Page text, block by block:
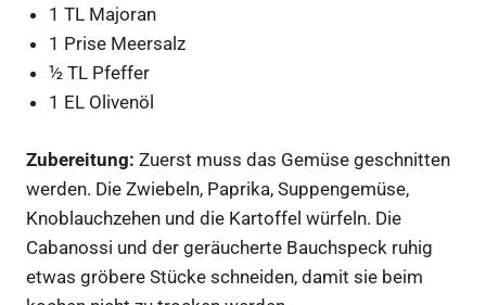
1 TL Majoran
1 Prise Meersalz
½ TL Pfeffer
1 EL Olivenöl
Zubereitung: Zuerst muss das Gemüse geschnitten
werden. Die Zwiebeln, Paprika, Suppengemüse,
Knoblauchzehen und die Kartoffel würfeln. Die
Cabanossi und der geräucherte Bauchspeck ruhig
etwas gröbere Stücke schneiden, damit sie beim